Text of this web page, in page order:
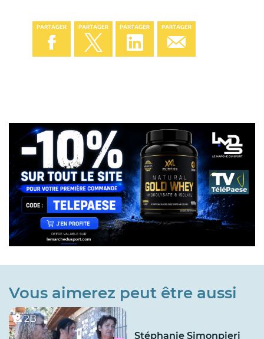
Vous aimerez peut être aussi
2B
Stéphanie Simonpieri